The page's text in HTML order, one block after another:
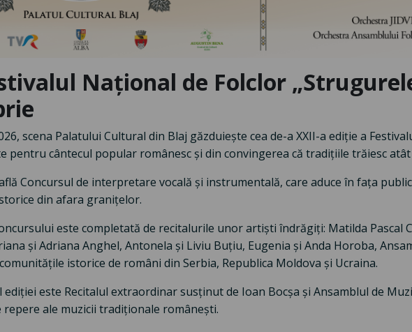
Național de Folclor
scena Palatului Cultural din Blaj găzduiește cea de-a XXII-a ediție a
pentru cântecul popular românesc și din convingerea că tradițiile trăiesc
Concursul de interpretare vocală și instrumentală, care aduce în fața
din afara granițelor.
este completată de recitalurile unor artiști îndrăgiți: Matilda Pascal
și Adriana Anghel, Antonela și Liviu Buțiu, Eugenia și Anda Horoba,
istorice de români din Serbia, Republica Moldova și Ucraina.
este Recitalul extraordinar susținut de Ioan Bocșa și Ansamblul de
ale muzicii tradiționale românești.